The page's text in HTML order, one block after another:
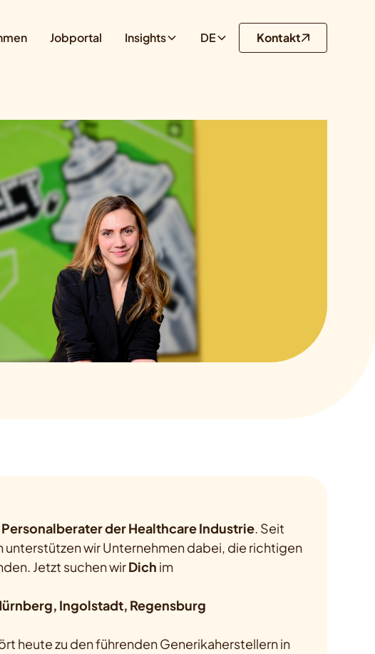
Jobportal Insights DE Kontakt
Personalberater der Healthcare Industrie. Seit
unterstützen wir Unternehmen dabei, die richtigen
Jetzt suchen wirDich im
Ingolstadt, Regensburg
heute zu den führenden Generikaherstellern in